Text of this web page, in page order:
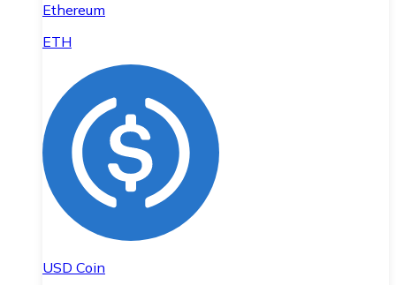
Ethereum
ETH
USD Coin